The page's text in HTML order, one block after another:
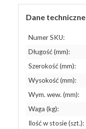
Dane techniczne
Numer SKU:
Długość (mm):
Szerokość (mm):
Wysokość (mm):
Wym. wew. (mm):
Waga (kg):
Ilość w stosie (szt.):